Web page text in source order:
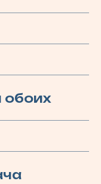
обоих